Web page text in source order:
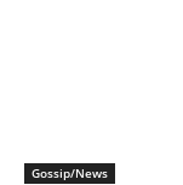
Gossip/News